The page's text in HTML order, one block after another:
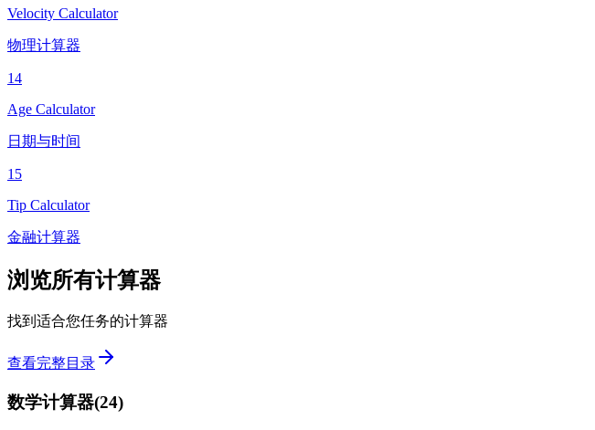
Velocity Calculator
物理计算器
14
Age Calculator
日期与时间
15
Tip Calculator
金融计算器
浏览所有计算器
找到适合您任务的计算器
查看完整目录
数学计算器(24)